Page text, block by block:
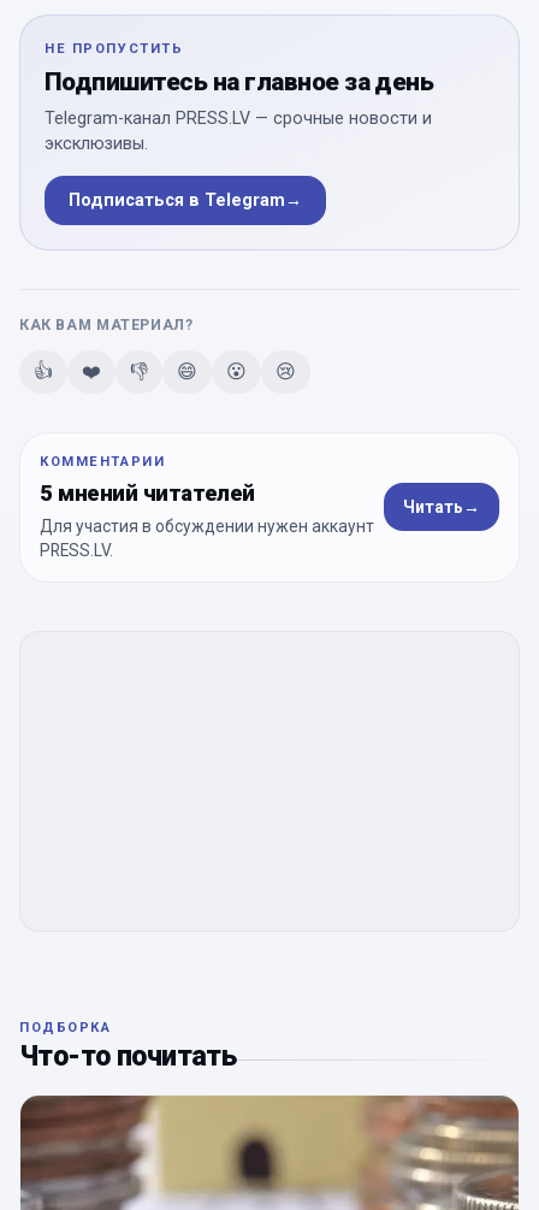
НЕ ПРОПУСТИТЬ
Подпишитесь на главное за день
Telegram-канал PRESS.LV — срочные новости и
эксклюзивы.
Подписаться в Telegram→
КАК ВАМ МАТЕРИАЛ?
👍 ❤️ 👎 😄 😮 😢
КОММЕНТАРИИ
5 мнений читателей
Для участия в обсуждении нужен аккаунт
PRESS.LV.
Читать→
ПОДБОРКА
Что-то почитать